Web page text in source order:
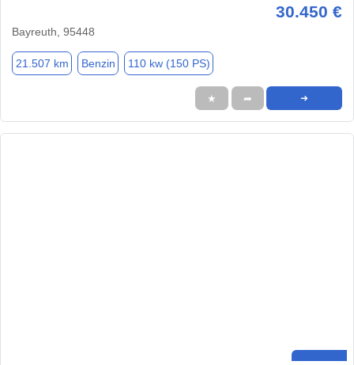
30.450 €
Bayreuth, 95448
21.507 km Benzin 110 kw (150 PS)
★ ➦ ➜